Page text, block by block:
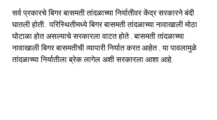
सर्व प्रकारचे बिगर बासमती तांदळाच्या निर्यातीवर केंद्र सरकारने बंदी
घातली होती. परिस्थितीमध्ये बिगर बासमती तांदळाच्या नावाखाली मोठा
घोटाळा होत असल्याचे सरकारला वाटत होते . बासमती तांदळाच्या
नावाखाली बिगर बासमतीची व्यापारी निर्यात करत आहेत . या पावलामुळे
तांदळाच्या निर्यातीला ब्रेक लागेल अशी सरकारला आशा आहे.